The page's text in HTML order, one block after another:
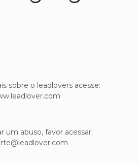
sobre o leadlovers acesse:
um abuso, favor acessar: